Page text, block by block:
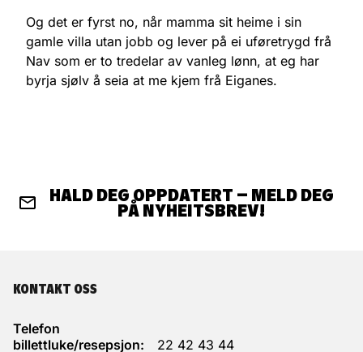
Og det er fyrst no, når mamma sit heime i sin
gamle villa utan jobb og lever på ei uføretrygd frå
Nav som er to tredelar av vanleg lønn, at eg har
byrja sjølv å seia at me kjem frå Eiganes.
HALD DEG OPPDATERT – MELD DEG
PÅ NYHEITSBREV!
KONTAKT OSS
Telefon
billettluke/resepsjon:
22 42 43 44